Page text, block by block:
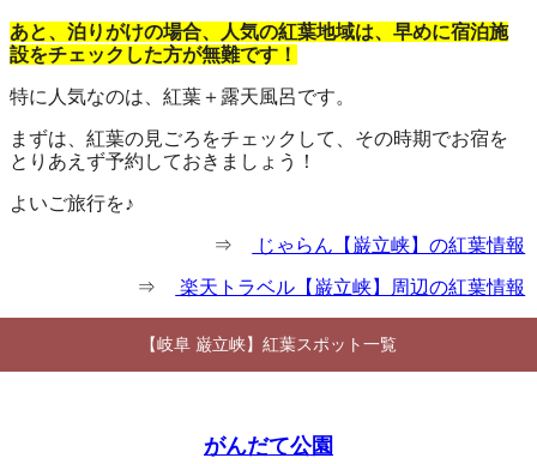
あと、泊りがけの場合、人気の紅葉地域は、早めに宿泊施
設をチェックした方が無難です！
特に人気なのは、紅葉＋露天風呂です。
まずは、紅葉の見ごろをチェックして、その時期でお宿を
とりあえず予約しておきましょう！
よいご旅行を♪
⇒ じゃらん【巌立峡】の紅葉情報
⇒ 楽天トラベル【巌立峡】周辺の紅葉情報
【岐阜 巌立峡】紅葉スポット一覧
がんだて公園